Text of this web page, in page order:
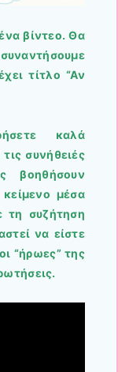
βίντεο. Θα
τίτλο “Αν
καλά
συνήθειές
βοηθήσουν
μέσα
τη συζήτηση
να είστε
“ήρωες” της